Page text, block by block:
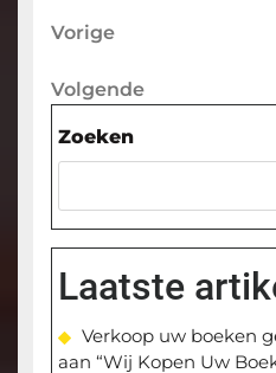
Vorige
Vorige
Volgende
Volgende
Zoeken
Laatste
Verkoop uw boeken
aan “Wij Kopen Uw